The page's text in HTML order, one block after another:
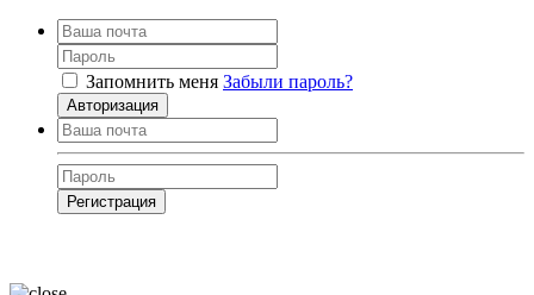
Запомнить меня Забыли пароль?
Авторизация
Регистрация